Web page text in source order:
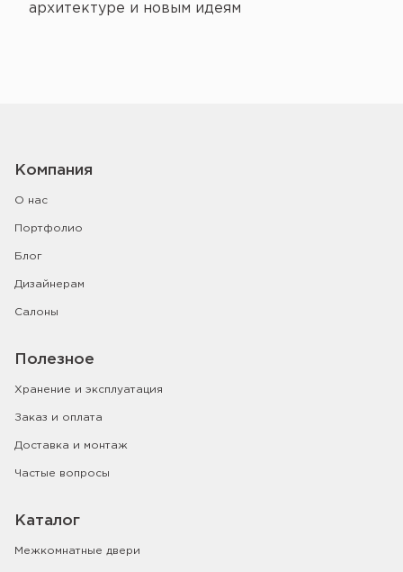
архитектуре и новым идеям
Компания
О нас
Портфолио
Блог
Дизайнерам
Салоны
Полезное
Хранение и эксплуатация
Заказ и оплата
Доставка и монтаж
Частые вопросы
Каталог
Межкомнатные двери